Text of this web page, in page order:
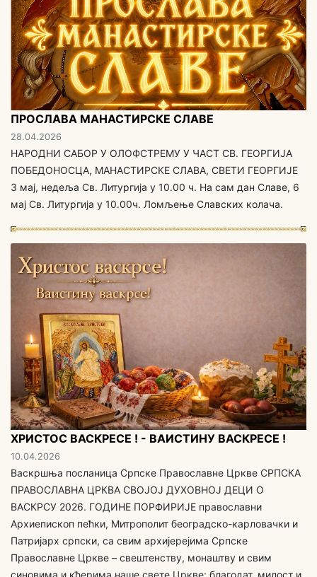
ПРОСЛАВА МАНАСТИРСКЕ СЛАВЕ
28.04.2026
НАРОДНИ САБОР У ОЛОФСТРЕМУ У ЧАСТ СВ. ГЕОРГИЈА
ПОБЕДОНОСЦА, МАНАСТИРСКЕ СЛАВА, СВЕТИ ГЕОРГИЈЕ
3 мај, недеља Св. Литургија у 10.00 ч. На сам дан Славе, 6
мај Св. Литургија у 10.00ч. Ломљење Славских колача.
ХРИСТОС ВАСКРЕСЕ ! - ВАИСТИНУ ВАСКРЕСЕ !
10.04.2026
Васкршња посланица Српске Православне Цркве СРПСКА
ПРАВОСЛАВНА ЦРКВА СВОЈОЈ ДУХОВНОЈ ДЕЦИ O
ВАСКРСУ 2026. ГОДИНЕ ПОРФИРИЈЕ православни
Архиепископ пећки, Митрополит београдско-карловачки и
Патријарх српски, са свим aрхијерејима Српске
Православне Цркве – свештенству, монаштву и свим
синовима и кћерима наше свете Цркве: благодат, милост и